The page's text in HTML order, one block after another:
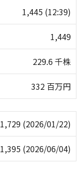
1,445 (12:39)
1,449
229.6 千株
332 百万円
1,729 (2026/01/22)
1,395 (2026/06/04)